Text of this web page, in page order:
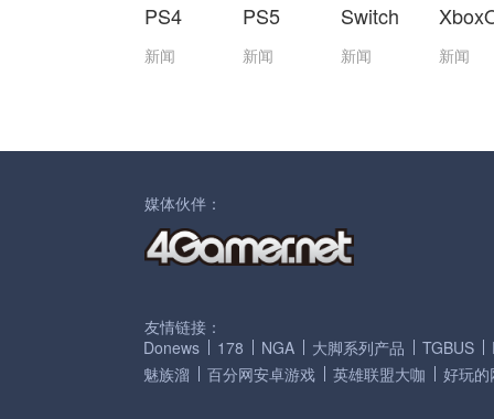
PS4
新闻
PS5
新闻
Switch
新闻 新闻
媒体伙伴：
友情链接：
Donews
178 NGA 大脚系列产品 TGBUS
魅族溜
百分网安卓游戏 英雄联盟大咖 好玩的